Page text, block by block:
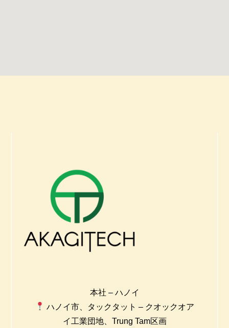
本社 – ハノイ
ハノイ市、タックタット – クオックオア
イ工業団地、Trung Tam区画